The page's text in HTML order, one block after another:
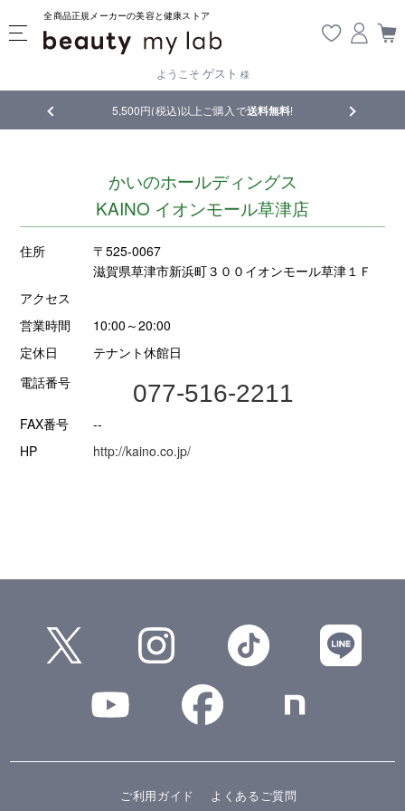
全商品正規メーカーの美容と健康ストア
ようこそ ゲスト 様
5,500円(税込)以上ご購入で送料無料! 【重要】
かいのホールディングス
KAINO イオンモール草津店
住所
〒525-0067
滋賀県草津市新浜町３００イオンモール草津１Ｆ
アクセス
営業時間
10:00～20:00
定休日
テナント休館日
電話番号
077-516-2211
FAX番号
--
HP
http://kaino.co.jp/
ご利用ガイド よくあるご質問